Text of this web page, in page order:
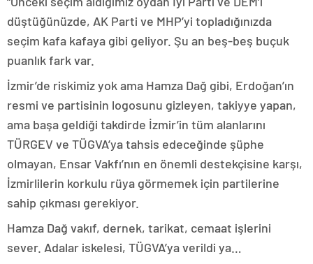
düştüğünüzde, AK Parti ve MHP’yi topladığınızda
seçim kafa kafaya gibi geliyor. Şu an beş-beş buçuk
puanlık fark var.
İzmir’de riskimiz yok ama Hamza Dağ gibi, Erdoğan’ın
resmi ve partisinin logosunu gizleyen, takiyye yapan,
ama başa geldiği takdirde İzmir’in tüm alanlarını
TÜRGEV ve TÜGVA’ya tahsis edeceğinde şüphe
olmayan, Ensar Vakfı’nın en önemli destekçisine karşı,
İzmirlilerin korkulu rüya görmemek için partilerine
sahip çıkması gerekiyor.
Hamza Dağ vakıf, dernek, tarikat, cemaat işlerini
sever. Adalar iskelesi, TÜGVA’ya verildi ya…